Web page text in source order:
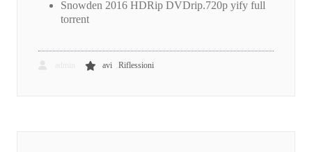
Snowden 2016 HDRip DVDrip.720p yify full
torrent
avi Riflessioni